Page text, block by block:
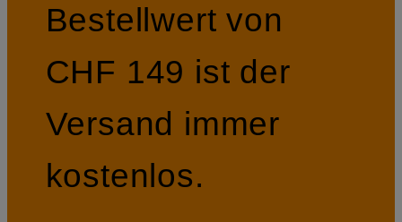
Bestellwert von
CHF 149 ist der
Versand immer
kostenlos.